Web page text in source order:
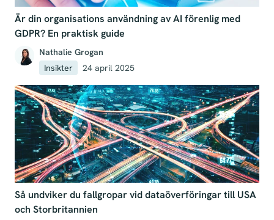
Är din organisations användning av AI förenlig med
GDPR? En praktisk guide
Nathalie Grogan
Insikter
24 april 2025
Så undviker du fallgropar vid dataöverföringar till USA
och Storbritannien